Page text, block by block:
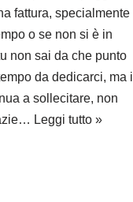
fattura, specialmente
o se non si è in
non sai da che punto
da dedicarci, ma il
a sollecitare, non
Leggi tutto »